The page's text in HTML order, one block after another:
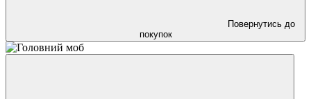
Повернутись до
покупок